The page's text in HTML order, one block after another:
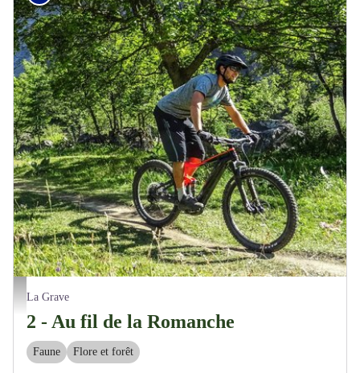
Ombre et soleil le long de la Romanche - M. Buffet
La Grave
2 - Au fil de la Romanche
Faune Flore et forêt